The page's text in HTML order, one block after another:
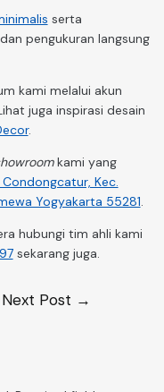
serta
pengukuran langsung
kami melalui akun
juga inspirasi desain
.
kami yang
Condongcatur, Kec.
Yogyakarta 55281.
hubungi tim ahli kami
sekarang juga.
Next Post →